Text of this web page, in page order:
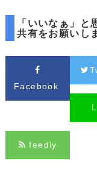
「いいなぁ」と
共有をお願いし
Facebook
feedly